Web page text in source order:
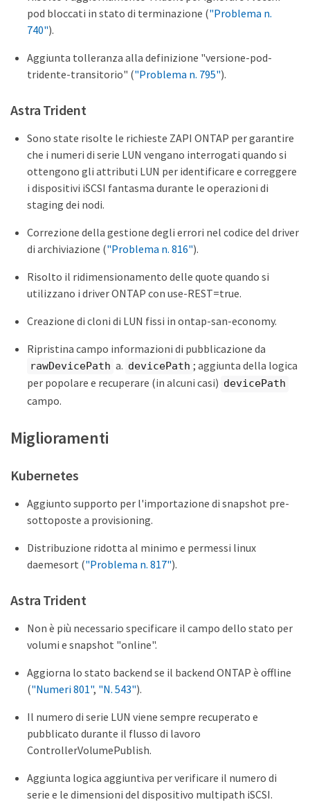
pod bloccati in stato di terminazione ("Problema n.
740").
Aggiunta tolleranza alla definizione "versione-pod-
tridente-transitorio" ("Problema n. 795").
Astra Trident
Sono state risolte le richieste ZAPI ONTAP per garantire
che i numeri di serie LUN vengano interrogati quando si
ottengono gli attributi LUN per identificare e correggere
i dispositivi iSCSI fantasma durante le operazioni di
staging dei nodi.
Correzione della gestione degli errori nel codice del driver
di archiviazione ("Problema n. 816").
Risolto il ridimensionamento delle quote quando si
utilizzano i driver ONTAP con use-REST=true.
Creazione di cloni di LUN fissi in ontap-san-economy.
Ripristina campo informazioni di pubblicazione da
rawDevicePath a. devicePath ; aggiunta della logica
per popolare e recuperare (in alcuni casi) devicePath
campo.
Miglioramenti
Kubernetes
Aggiunto supporto per l'importazione di snapshot pre-
sottoposte a provisioning.
Distribuzione ridotta al minimo e permessi linux
daemesort ("Problema n. 817").
Astra Trident
Non è più necessario specificare il campo dello stato per
volumi e snapshot "online".
Aggiorna lo stato backend se il backend ONTAP è offline
("Numeri 801", "N. 543").
Il numero di serie LUN viene sempre recuperato e
pubblicato durante il flusso di lavoro
ControllerVolumePublish.
Aggiunta logica aggiuntiva per verificare il numero di
serie e le dimensioni del dispositivo multipath iSCSI.